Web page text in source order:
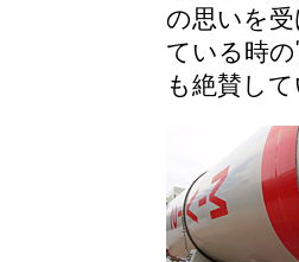
の思いを
ている時
も絶賛して